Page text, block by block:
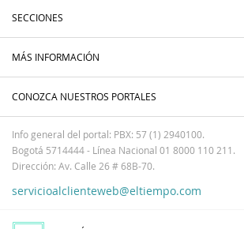
SECCIONES
MÁS INFORMACIÓN
CONOZCA NUESTROS PORTALES
Info general del portal: PBX: 57 (1) 2940100.
Bogotá 5714444 - Línea Nacional 01 8000 110 211.
Dirección: Av. Calle 26 # 68B-70.
servicioalclienteweb@eltiempo.com